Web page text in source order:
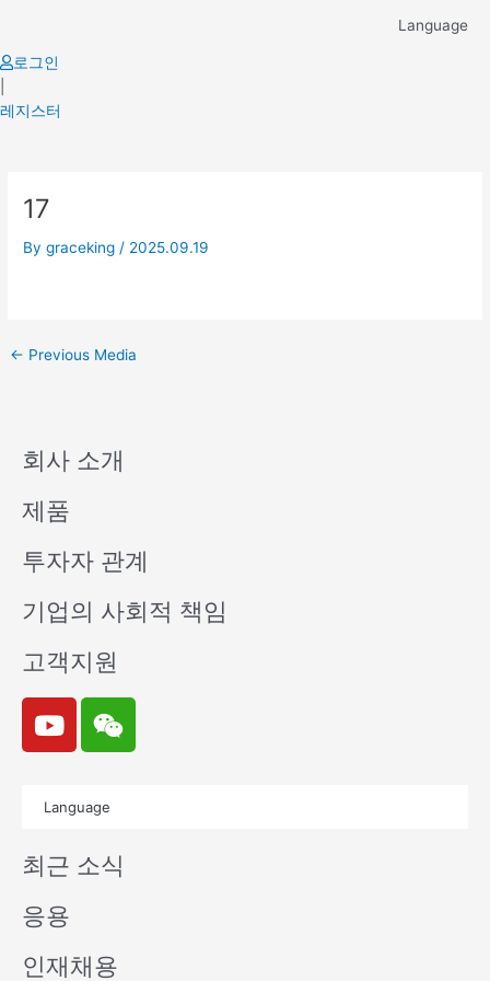
content
Language
로그인
레지스터
17
Bygraceking / 2025.09.19
navigation
← Previous Media
회사 소개
제품
투자자 관계
기업의 사회적 책임
고객지원
Y
o
u
e
W
e
i
n
Language
최근 소식
응용
인재채용